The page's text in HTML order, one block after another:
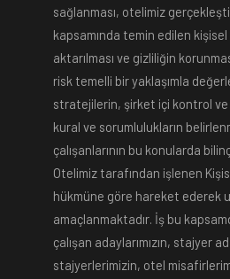
sağlanması, otelimiz
kapsamında temin edilen
aktarılması ve gizliliğin
risk temelli bir yaklaşımla
stratejilerin, şirket içi kontrol ve
kural ve sorumlulukların
çalışanlarının bu konularda
Otelimiz tarafından işlenen
hükmüne göre hareket ederek
amaçlanmaktadır. İş bu
çalışan adaylarımızın, stajyer
stajyerlerimizin, otel